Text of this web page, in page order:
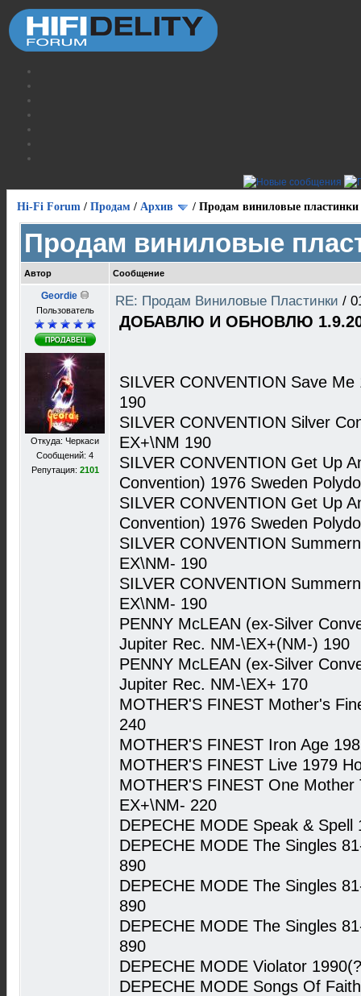
Hi-Fi Forum / Продам / Архив / Продам виниловые пластинки
Продам виниловые
Автор Сообщение
Geordie
Пользователь
Откуда: Черкаси
Сообщений: 4
Репутация: 2101
RE: Продам Виниловые Пластинки /
ДОБАВЛЮ И ОБНОВЛЮ
SILVER CONVENTION Save
190
SILVER CONVENTION Silver
EX+\NM 190
SILVER CONVENTION Get Up
Convention) 1976 Sweden
SILVER CONVENTION Get Up
Convention) 1976 Sweden
SILVER CONVENTION
EX\NM- 190
SILVER CONVENTION
EX\NM- 190
PENNY McLEAN (ex-Silver
Jupiter Rec. NM-\EX+(NM-) 190
PENNY McLEAN (ex-Silver
Jupiter Rec. NM-\EX+ 170
MOTHER'S FINEST Mother's
240
MOTHER'S FINEST Iron Age
MOTHER'S FINEST Live 1979
MOTHER'S FINEST One Mother
EX+\NM- 220
DEPECHE MODE Speak &
DEPECHE MODE The Singles
890
DEPECHE MODE The Singles
890
DEPECHE MODE The Singles
890
DEPECHE MODE Violator
DEPECHE MODE Songs Of